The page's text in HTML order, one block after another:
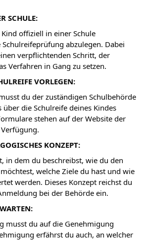
SCHULE:
offiziell in einer Schule
abzulegen. Dabei
verpflichtenden Schritt, der
Verfahren in Gang zu setzen.
VORLEGEN:
du der zuständigen Schulbehörde
über die Schulreife deines Kindes
stehen auf der Website der
KONZEPT:
in dem du beschreibst, wie du den
welche Ziele du hast und wie
werden. Dieses Konzept reichst du
bei der Behörde ein.
musst du auf die Genehmigung
erfährst du auch, an welcher